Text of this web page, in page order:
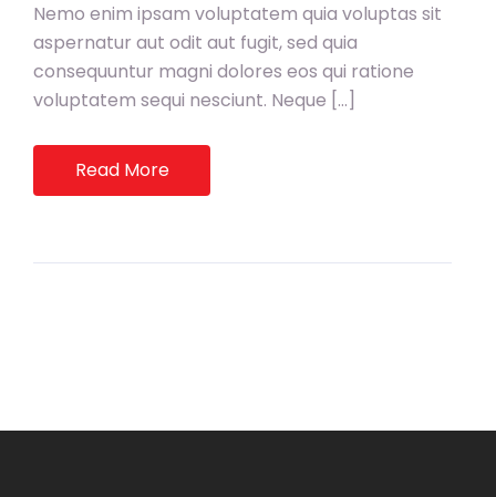
Nemo enim ipsam voluptatem quia voluptas sit
aspernatur aut odit aut fugit, sed quia
consequuntur magni dolores eos qui ratione
voluptatem sequi nesciunt. Neque […]
Read More